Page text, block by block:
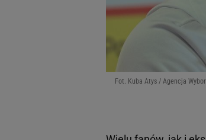
Fot. Kuba Atys / Agencja